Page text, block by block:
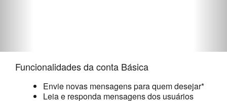
amor em
Cristo.
Funcionalidades da conta Básica
Envie novas mensagens para quem desejar*
Leia e responda mensagens dos usuários